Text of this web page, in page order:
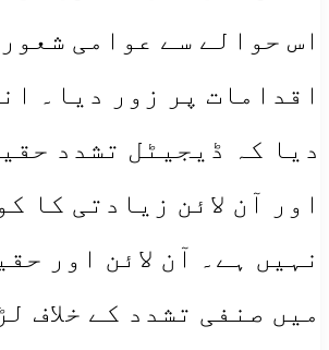
اس حوالے سے عوامی
اقدامات پر زور دیا۔
دیا کہ ڈیجیٹل تشدد
اور آن لائن زیادتی کا
نہیں ہے۔ آن لائن اور
میں صنفی تشدد کے خلاف